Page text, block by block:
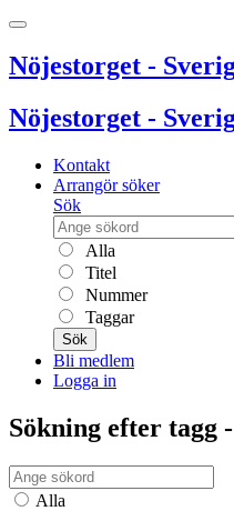
Nöjestorget -
Nöjestorget -
Kontakt
Arrangör söker
Sök
Alla
Titel
Nummer
Taggar
Sök
Bli medlem
Logga in
Sökning efter tagg
Alla